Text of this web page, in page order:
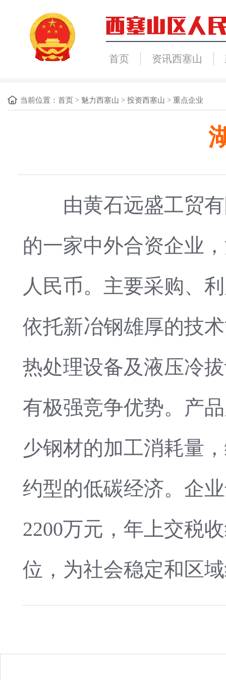
首页 资讯西塞山
当前位置： 首页 > 魅力西塞山 > 投资西塞山 > 重点企业
由黄石远盛工贸有
的一家中外合资企业
人民币。主要采购、
依托新冶钢雄厚的技
热处理设备及液压冷
有极强竞争优势。产
少钢材的加工消耗量
约型的低碳经济。企
2200万元，年上交税
位，为社会稳定和区